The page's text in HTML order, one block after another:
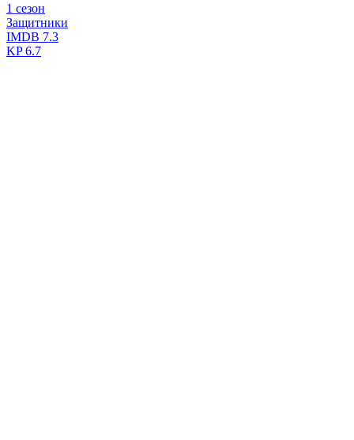
1 сезон
Защитники
IMDB 7.3
KP6.7